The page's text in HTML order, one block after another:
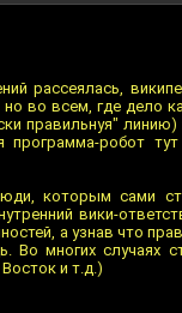
рассеялась,
во всем, где дело
правильнуя"
робот
которым сами
вики-
а узнав что
Во многих случаях
и т.д.)